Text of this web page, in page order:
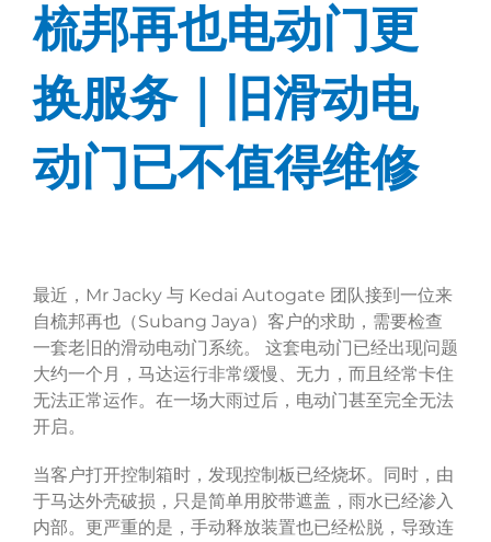
梳邦再也电动门更
换服务｜旧滑动电
动门已不值得维修
最近， Mr Jacky 与 Kedai Autogate 团队接到一位来
自梳邦再也（Subang Jaya）客户的求助，需要检查
一套老旧的滑动电动门系统。 这套电动门已经出现问题
大约一个月，马达运行非常缓慢、无力，而且经常卡住
无法正常运作。在一场大雨过后，电动门甚至完全无法
开启。
当客户打开控制箱时，发现控制板已经烧坏。同时，由
于马达外壳破损，只是简单用胶带遮盖，雨水已经渗入
内部。更严重的是，手动释放装置也已经松脱，导致连